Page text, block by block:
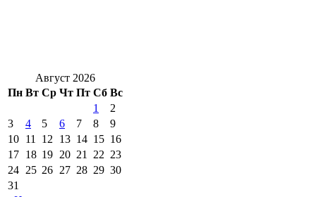
Август 2026
Пн Вт Ср Чт Пт Сб Вс
1
2
3
4 5 6 7 8
9
10 11 12 13 14 15 16
17 18 19 20 21 22 23
24 25 26 27 28 29 30
31